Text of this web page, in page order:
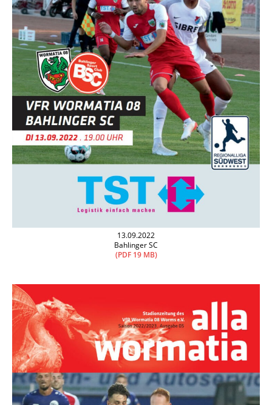
13.09.2022
Bahlinger SC
(PDF 19 MB)